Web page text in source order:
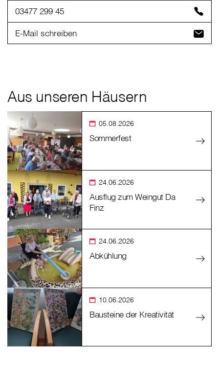
03477 299 45
E-Mail schreiben
Aus unseren Häusern
05.08.2026
Sommerfest
24.06.2026
Ausflug zum Weingut Da
Finz
24.06.2026
Abkühlung
10.06.2026
Bausteine der Kreativität